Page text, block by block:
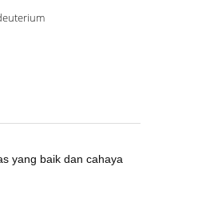
yang baik dan cahaya